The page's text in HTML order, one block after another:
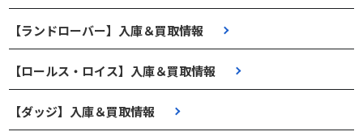
【ランドローバー】入庫＆買取情報
【ロールス・ロイス】入庫＆買取情報
【ダッジ】入庫＆買取情報